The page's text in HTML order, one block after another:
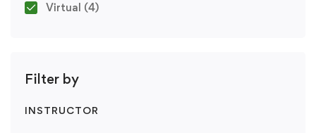
Virtual (4)
Filter by
INSTRUCTOR